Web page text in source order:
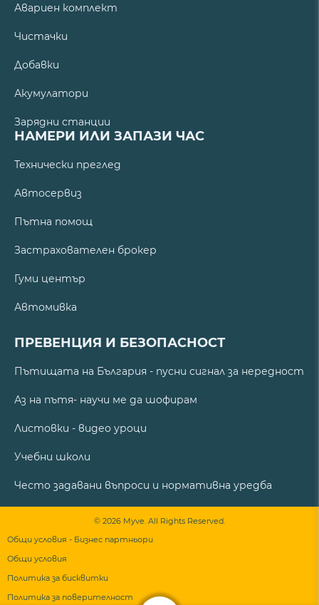
Авариен комплект
Чистачки
Добавки
Акумулатори
Зарядни станции
НАМЕРИ ИЛИ ЗАПАЗИ ЧАС
Технически преглед
Автосервиз
Пътна помощ
Застрахователен брокер
Гуми център
Автомивка
ПРЕВЕНЦИЯ И БЕЗОПАСНОСТ
Пътищата на България - пусни сигнал за нередност
Аз на пътя- научи ме да шофирам
Листовки - видео уроци
Учебни школи
Често задавани въпроси и нормативна уредба
© 2026 Myve. All Rights Reserved.
Общи условия - Бизнес партньори
Общи условия
Политика за бисквитки
Политика за поверителност